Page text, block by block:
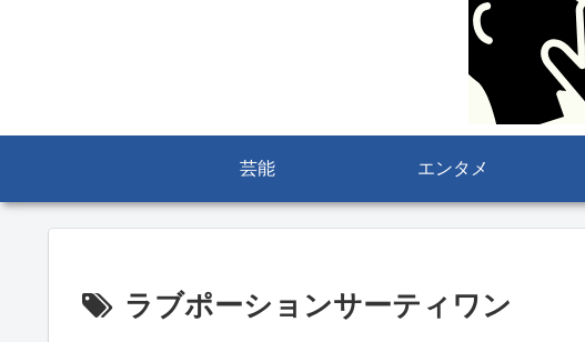
芸能 エンタメ
ラブポーションサーティワン